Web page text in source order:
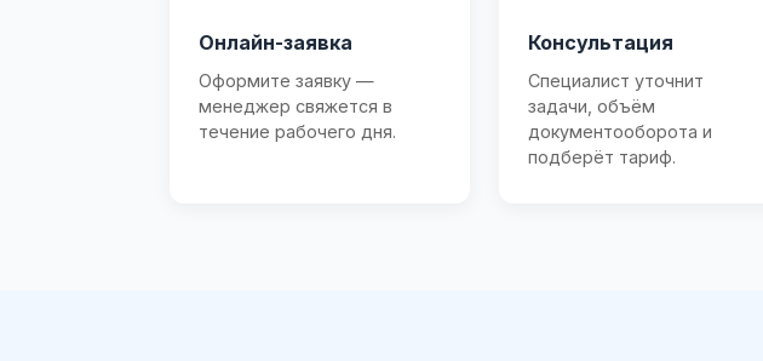
Онлайн-заявка
Оформите заявку —
менеджер свяжется в
течение рабочего дня.
Консультация
Специалист уточнит
задачи, объём
документооборота и
подберёт тариф.